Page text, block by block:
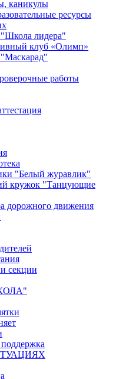
каникулы
ресурсы
лидера"
клуб «Олимп»
работы
"Белый журавлик"
кружок "Танцующие
дорожного движения
секции